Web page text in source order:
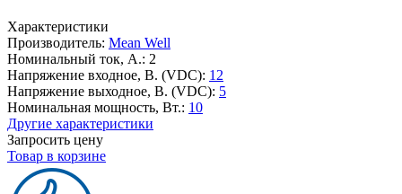
Характеристики
Производитель: Mean Well
Номинальный ток, А.: 2
Напряжение входное, В. (VDC): 12
Напряжение выходное, В. (VDC): 5
Номинальная мощность, Вт.: 10
Другие характеристики
Запросить цену
Товар в корзине